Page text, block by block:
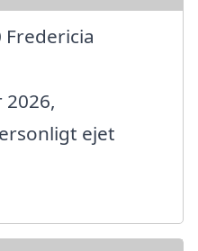
Fredericia
ejet